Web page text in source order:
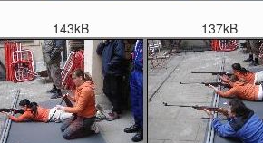
143kB 137kB